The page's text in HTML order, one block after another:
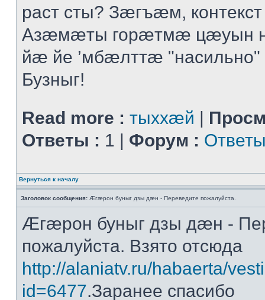
раст сты? Зӕгъӕм,
Азӕмӕты горӕтмӕ
йӕ йе ’мбӕлттӕ "насильно"
Бузныг!
Read more : тыххӕй |
Ответы : 1 | Форум :
Вернуться к началу
Заголовок сообщения: Æгæрон буныг дзы дæн - Переведите пожалуйста.
Æгæрон буныг дзы дæн -
пожалуйста. Взято отсюда
http://alaniatv.ru/habaerta/
id=6477.Заранее спасибо